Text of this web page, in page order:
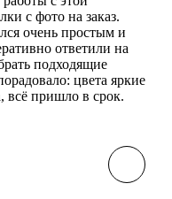
с фото на заказ.
очень простым и
ответили на
подходящие
цвета яркие
всё пришло в срок.